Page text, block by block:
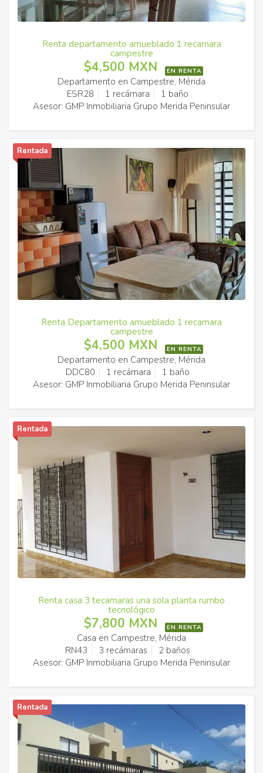
Renta departamento amueblado 1 recamara
campestre
$4,500 MXN EN RENTA
Departamento en Campestre, Mérida
ESR28
1 recámara
1 baño
Asesor: GMP Inmobiliaria Grupo Merida Peninsular
Rentada
Renta Departamento amueblado 1 recamara
campestre
$4,500 MXN EN RENTA
Departamento en Campestre, Mérida
DDC80
1 recámara
1 baño
Asesor: GMP Inmobiliaria Grupo Merida Peninsular
Rentada
Renta casa 3 tecamaras una sola planta rumbo
tecnológico
$7,800 MXN EN RENTA
Casa en Campestre, Mérida
RN43
3 recámaras
2 baños
Asesor: GMP Inmobiliaria Grupo Merida Peninsular
Rentada